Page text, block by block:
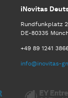
iNovitas
Rundfunkplatz 2
DE-80335
+49 89 1241
info@inovitas-